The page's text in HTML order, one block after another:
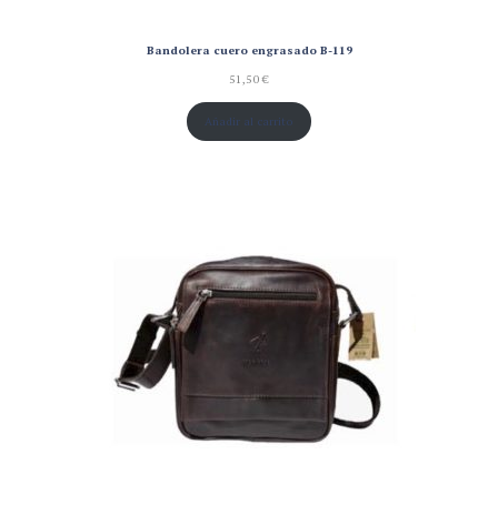
Bandolera cuero engrasado B-119
51,50€
Añadir al carrito